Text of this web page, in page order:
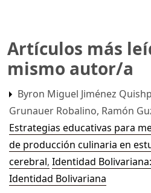
Artículos más
mismo autor/a
Byron Miguel Jiménez
Grunauer Robalino, Ramón
Estrategias educativas para
de producción culinaria en
cerebral, Identidad
Identidad Bolivariana